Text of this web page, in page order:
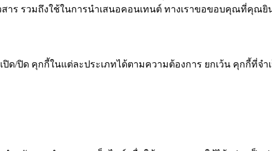
าร รวมถึงใช้ในการนำเสนอคอนเทนต์ ทางเราขอขอบคุณที่คุณ
ด/ปิด คุกกี้ในแต่ละประเภทได้ตามความต้องการ ยกเว้น คุกกี้ที่จำ